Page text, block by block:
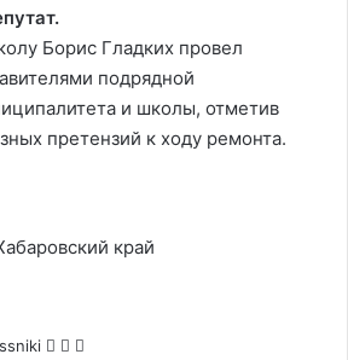
Борис Гладких провел
подрядной
и школы, отметив
претензий к ходу ремонта.
край
WhatsApp
Telegram